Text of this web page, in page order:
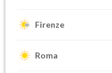
Firenze
Roma